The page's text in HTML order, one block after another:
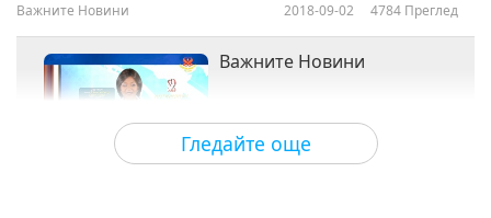
Гледайте още
Важните Новини 2018-09-02 4784 Преглед
20:17
Важните Новини
Важните Новини 2018-09-03 4888